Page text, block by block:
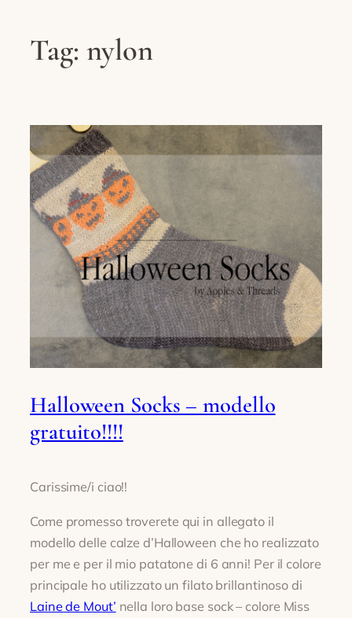
Tag: nylon
Halloween Socks – modello
gratuito!!!!
Carissime/i ciao!!
Come promesso troverete qui in allegato il
modello delle calze d’Halloween che ho realizzato
per me e per il mio patatone di 6 anni! Per il colore
principale ho utilizzato un filato brillantinoso di
Laine de Mout’ nella loro base sock – colore Miss